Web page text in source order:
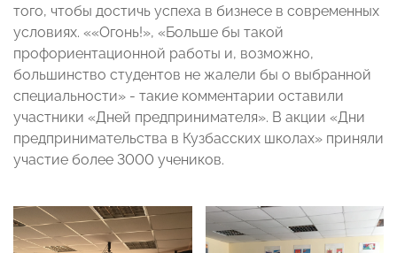
того, чтобы достичь успеха в бизнесе в современных
условиях. ««Огонь!», «Больше бы такой
профориентационной работы и, возможно,
большинство студентов не жалели бы о выбранной
специальности» - такие комментарии оставили
участники «Дней предпринимателя». В акции «Дни
предпринимательства в Кузбасских школах» приняли
участие более 3000 учеников.